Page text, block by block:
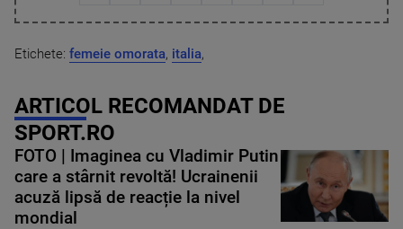
Etichete: femeie omorata, italia,
ARTICOL RECOMANDAT DE
SPORT.RO
FOTO | Imaginea cu Vladimir Putin
care a stârnit revoltă! Ucrainenii
acuză lipsă de reacție la nivel
mondial